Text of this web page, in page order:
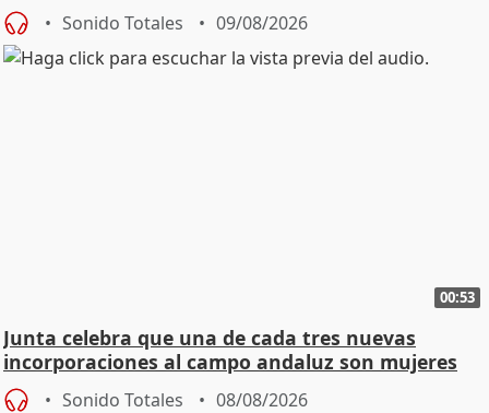
Sonido Totales 09/08/2026
00:53
Junta celebra que una de cada tres nuevas
incorporaciones al campo andaluz son mujeres
jóvenes
Sonido Totales 08/08/2026